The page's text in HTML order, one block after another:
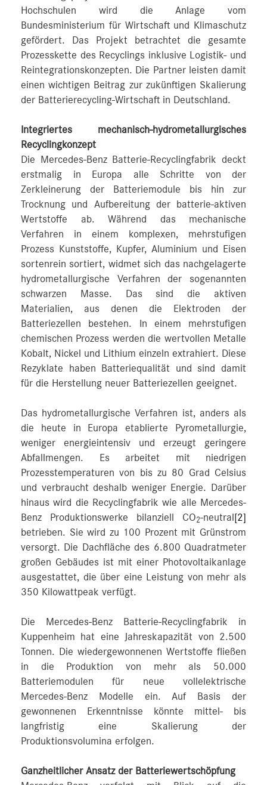
Hochschulen wird die Anlage vom
Bundesministerium für Wirtschaft und Klimaschutz
gefördert. Das Projekt betrachtet die gesamte
Prozesskette des Recyclings inklusive Logistik- und
Reintegrationskonzepten. Die Partner leisten damit
einen wichtigen Beitrag zur zukünftigen Skalierung
der Batterierecycling-Wirtschaft in Deutschland.
Integriertes mechanisch-hydrometallurgisches
Recyclingkonzept
Die Mercedes-Benz Batterie-Recyclingfabrik deckt
erstmalig in Europa alle Schritte von der
Zerkleinerung der Batteriemodule bis hin zur
Trocknung und Aufbereitung der batterie-aktiven
Wertstoffe ab. Während das mechanische
Verfahren in einem komplexen, mehrstufigen
Prozess Kunststoffe, Kupfer, Aluminium und Eisen
sortenrein sortiert, widmet sich das nachgelagerte
hydrometallurgische Verfahren der sogenannten
schwarzen Masse. Das sind die aktiven
Materialien, aus denen die Elektroden der
Batteriezellen bestehen. In einem mehrstufigen
chemischen Prozess werden die wertvollen Metalle
Kobalt, Nickel und Lithium einzeln extrahiert. Diese
Rezyklate haben Batteriequalität und sind damit
für die Herstellung neuer Batteriezellen geeignet.
Das hydrometallurgische Verfahren ist, anders als
die heute in Europa etablierte Pyrometallurgie,
weniger energieintensiv und erzeugt geringere
Abfallmengen. Es arbeitet mit niedrigen
Prozesstemperaturen von bis zu 80 Grad Celsius
und verbraucht deshalb weniger Energie. Darüber
hinaus wird die Recyclingfabrik wie alle Mercedes-
Benz Produktionswerke bilanziell CO2-neutral [2]
betrieben. Sie wird zu 100 Prozent mit Grünstrom
versorgt. Die Dachfläche des 6.800 Quadratmeter
großen Gebäudes ist mit einer Photovoltaikanlage
ausgestattet, die über eine Leistung von mehr als
350 Kilowattpeak verfügt.
Die Mercedes-Benz Batterie-Recyclingfabrik in
Kuppenheim hat eine Jahreskapazität von 2.500
Tonnen. Die wiedergewonnenen Wertstoffe fließen
in die Produktion von mehr als 50.000
Batteriemodulen für neue vollelektrische
Mercedes-Benz Modelle ein. Auf Basis der
gewonnenen Erkenntnisse könnte mittel- bis
langfristig eine Skalierung der
Produktionsvolumina erfolgen.
Ganzheitlicher Ansatz der Batteriewertschöpfung